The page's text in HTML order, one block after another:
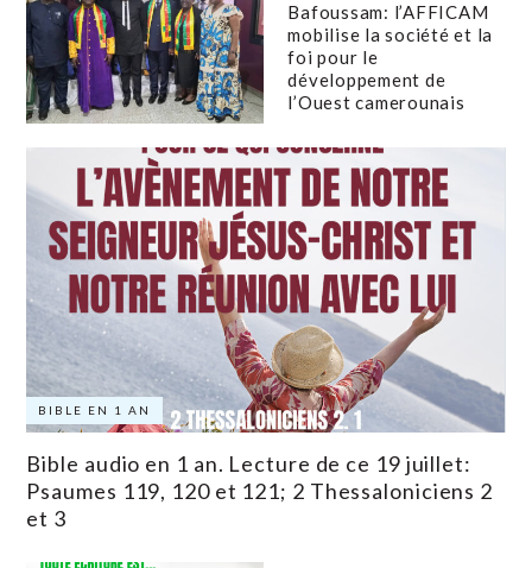
Bafoussam: l’AFFICAM
mobilise la société et la
foi pour le
développement de
l’Ouest camerounais
BIBLE EN 1 AN
Bible audio en 1 an. Lecture de ce 19 juillet:
Psaumes 119, 120 et 121; 2 Thessaloniciens 2
et 3